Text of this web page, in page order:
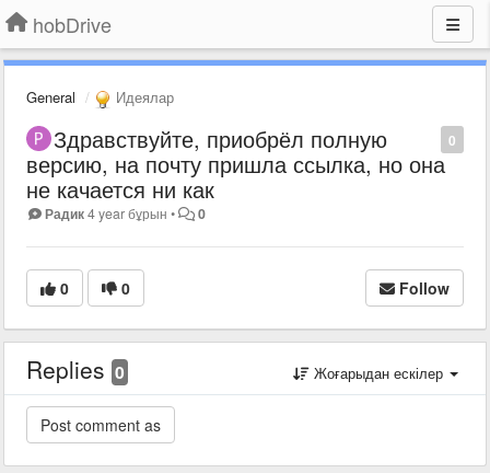
hobDrive
General Идеялар
0
Здравствуйте, приобрёл полную
версию, на почту пришла ссылка, но она
не качается ни как
Радик4 year бұрын • 0
0 0 Follow
Replies 0 Жоғарыдан ескілер